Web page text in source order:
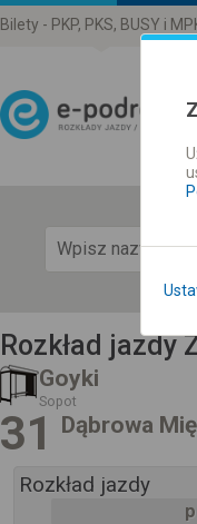
Bilety - PKP, PKS, BUSY i
Rozkład jazdy
Goyki
Sopot
31 Dąbrowa
Rozkład jazdy